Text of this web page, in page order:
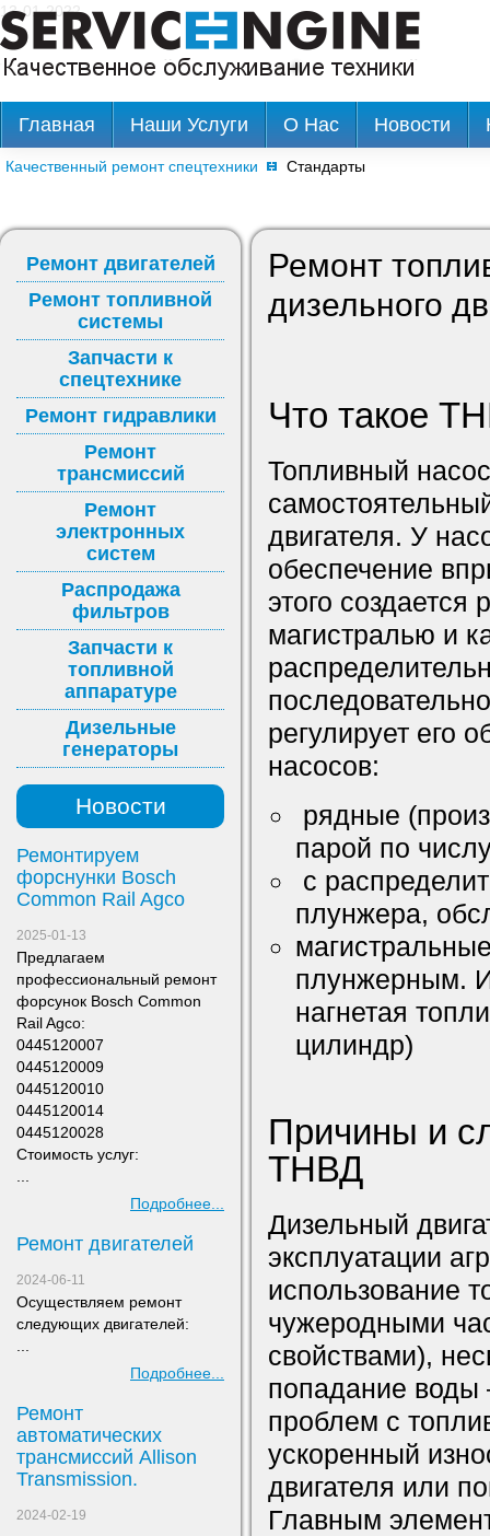
13-01-2022
Ремонт двигателей
Ремонт топливной
системы
Запчасти к
спецтехнике
Ремонт гидравлики
Ремонт
трансмиссий
Ремонт
электронных
систем
Распродажа
фильтров
Запчасти к
топливной
аппаратуре
Дизельные
генераторы
Новости
Ремонтируем
форснунки Bosch
Common Rail Agco
2025-01-13
Предлагаем
профессиональный ремонт
форсунок Bosch Common
Rail Agco:
0445120007
0445120009
0445120010
0445120014
0445120028
Стоимость услуг:
Подробнее...
Ремонт двигателей
2024-06-11
Осуществляем ремонт
следующих двигателей:
Подробнее...
Ремонт
автоматических
трансмиссий Allison
Transmission.
2024-02-19
Ремонт
дизельного
Что такое
Топливный
двигателя. У
обеспечение
этого
магистралью и
регулирует его
насосов:
рядные
парой по
с
плунжера,
плунжерным.
нагнетая
цилиндр)
Причины и
Дизельный
эксплуатации
использование
чужеродными
свойствами),
попадание воды
проблем с
ускоренный
двигателя или
Главным
Главная Наши Услуги О Нас Новости
Качественный ремонт спецтехники Стандарты